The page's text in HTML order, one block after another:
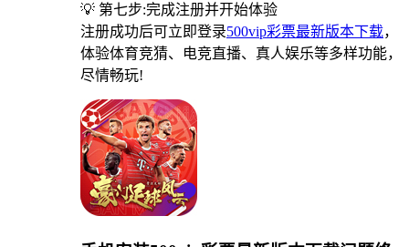
💡 第七步:完成注册并开始体验
注册成功后可立即登录500vip彩票最新版本下载，
体验体育竞猜、电竞直播、真人娱乐等多样功能，
尽情畅玩!